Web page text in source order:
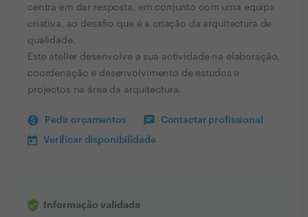
centra em dar resposta, em conjunto com uma equipa
criativa, ao desafio que é a criação da arquitectura de
qualidade.
Este atelier desenvolve a sua actividade na elaboração,
coordenação e desenvolvimento de estudos e
projectos na área da arquitectura.
Pedir orçamentos Contactar profissional
Verificar disponibilidade
Informação validada